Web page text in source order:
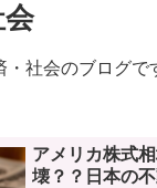
社会のブログで
アメリカ株式
壊？？日本の